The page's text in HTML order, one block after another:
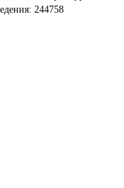
244758